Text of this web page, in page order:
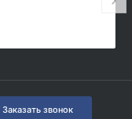
Заказать звонок